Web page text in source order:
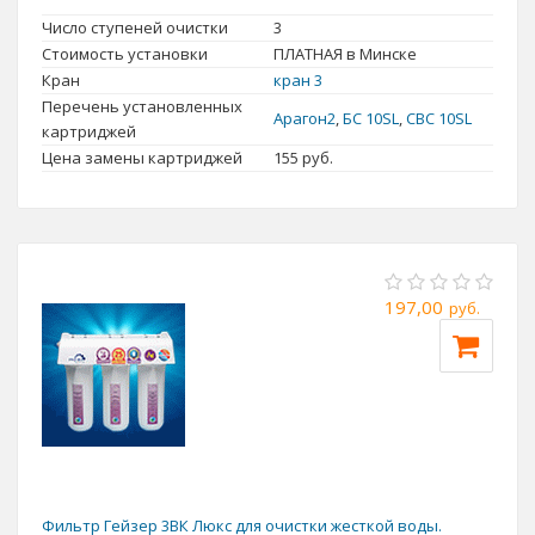
постоянно пить неочищенную воду и ежедневно отравлять
организм, то это приводит к острым и хроническим
заболеваниям. Чтобы этого избежать, пейте воду, прошедшую
очисткубытовыми фильтрами для воды.
Число ступеней очистки
3
Стоимость установки
ПЛАТНАЯ в Минске
Кран
кран 3
Перечень установленных
картриджей
Арагон2 БС 10SL СВС 10SL
Цена замены картриджей
155 руб.
197,00 руб.
Фильтр Гейзер 3ВК Люкс для очистки жесткой воды.